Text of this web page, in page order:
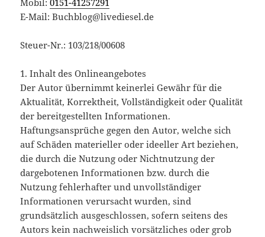
Mobil:0151-41257291
E-Mail: Buchblog@livediesel.de
Steuer-Nr.: 103/218/00608
1. Inhalt des Onlineangebotes
Der Autor übernimmt keinerlei Gewähr für die
Aktualität, Korrektheit, Vollständigkeit oder Qualität
der bereitgestellten Informationen.
Haftungsansprüche gegen den Autor, welche sich
auf Schäden materieller oder ideeller Art beziehen,
die durch die Nutzung oder Nichtnutzung der
dargebotenen Informationen bzw. durch die
Nutzung fehlerhafter und unvollständiger
Informationen verursacht wurden, sind
grundsätzlich ausgeschlossen, sofern seitens des
Autors kein nachweislich vorsätzliches oder grob